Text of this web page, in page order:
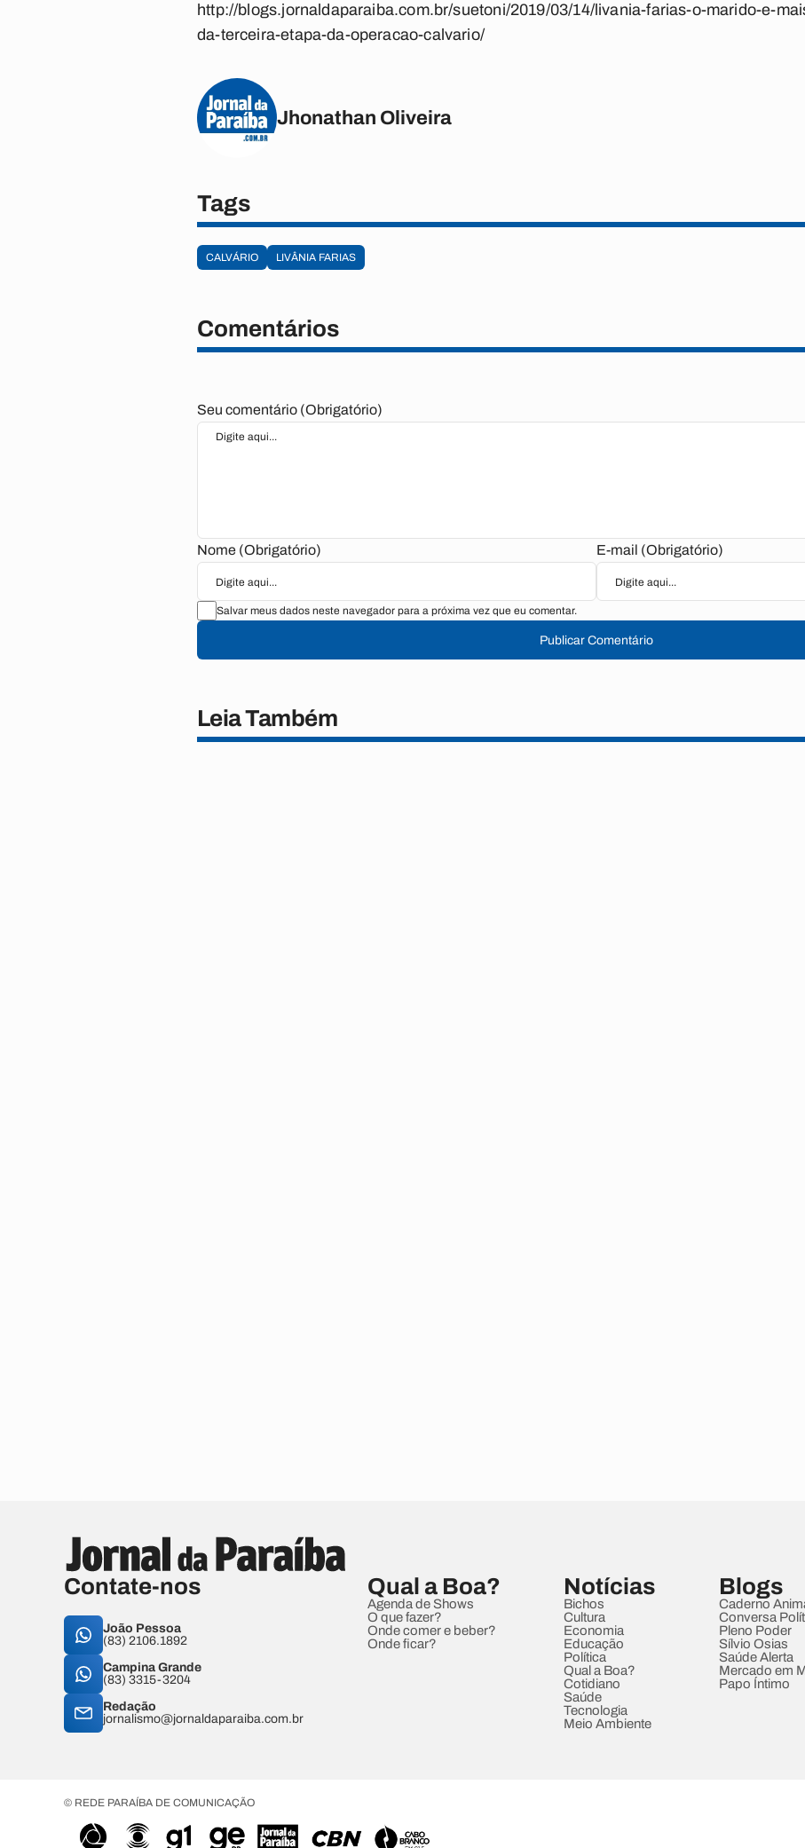
http://blogs.jornaldaparaiba.com.br/suetoni/2019/03/14/livania-farias-o-marido-e-
da-terceira-etapa-da-operacao-calvario/
Jhonathan Oliveira
Tags
CALVÁRIO LIVÂNIA FARIAS
Comentários
Seu comentário (Obrigatório)
Nome (Obrigatório) E-mail (Obrigatório)
Salvar meus dados neste navegador para a próxima vez que eu comentar.
Publicar Comentário
Leia Também
Contate-nos
João Pessoa
(83) 2106.1892
Campina Grande
(83) 3315-3204
Redação
jornalismo@jornaldaparaiba.com.br
Qual a Boa?
Agenda de Shows
O que fazer?
Onde comer e beber?
Onde ficar?
Notícias
Bichos
Cultura
Economia
Educação
Política
Qual a Boa?
Cotidiano
Saúde
Tecnologia
Meio Ambiente
Blogs
Caderno
Conversa
Pleno Poder
Sílvio Osias
Saúde Alerta
Mercado em
Papo Íntimo
© REDE PARAÍBA DE COMUNICAÇÃO